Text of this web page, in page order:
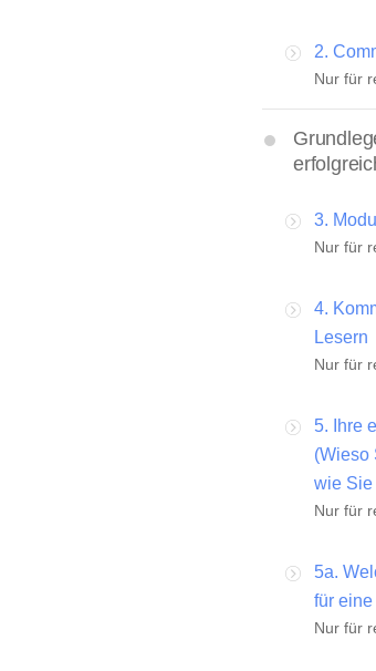
2.
Nur für
3.
Nur für
4.
Lesern
Nur für
5. Ihre
(Wieso
wie Sie
Nur für
5a.
für
Nur für